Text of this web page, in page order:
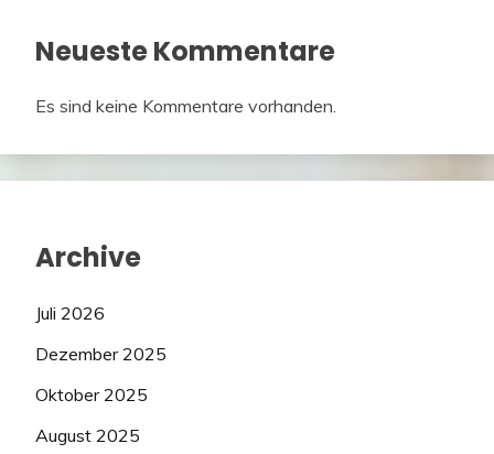
Neueste Kommentare
Es sind keine Kommentare vorhanden.
Archive
Juli 2026
Dezember 2025
Oktober 2025
August 2025